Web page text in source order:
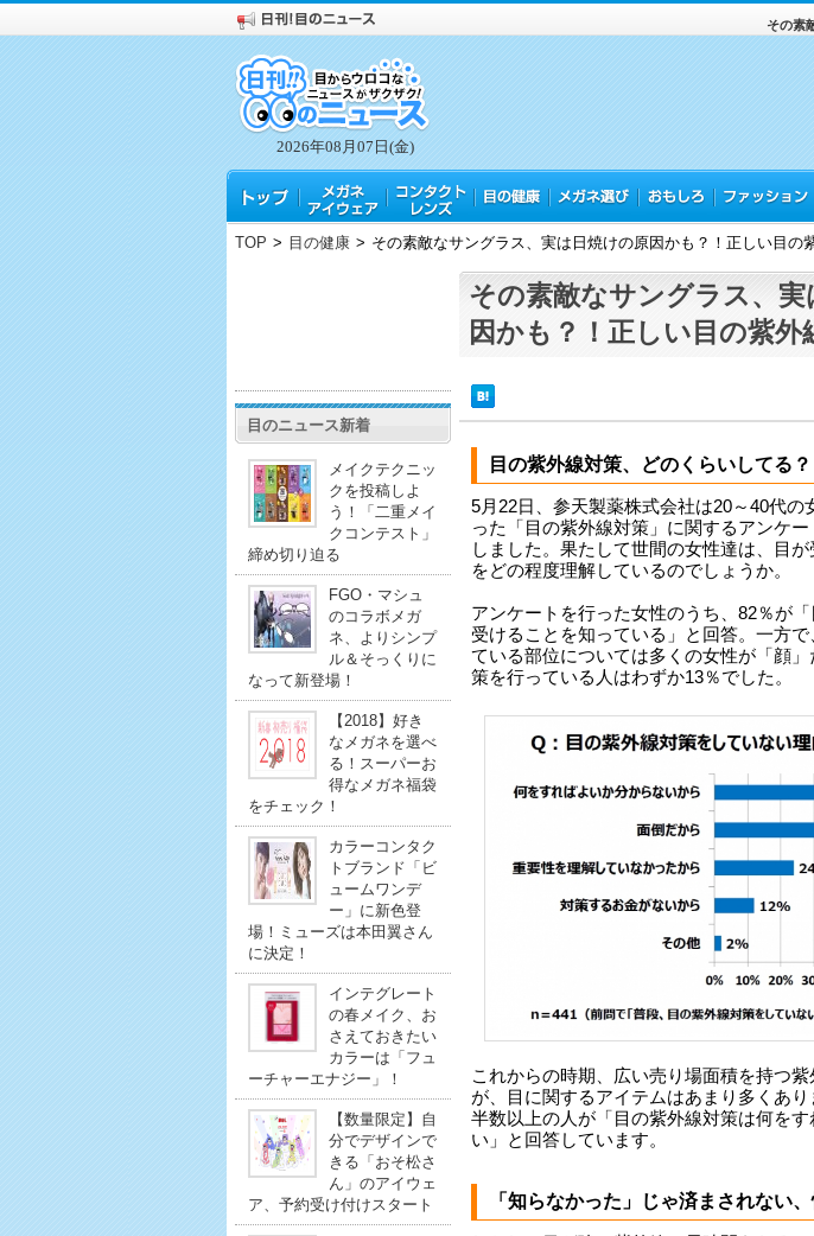
2026年08月07日(金)
その素
TOP > 目の健康 > その素敵なサングラス、実は日焼けの原因かも？！正しい目の
目のニュース新着
メイクテクニッ
クを投稿しよ
う！「二重メイ
クコンテスト」
締め切り迫る
FGO・マシュ
のコラボメガ
ネ、よりシンプ
ル＆そっくりに
なって新登場！
【2018】好き
なメガネを選べ
る！スーパーお
得なメガネ福袋
をチェック！
カラーコンタク
トブランド「ビ
ュームワンデ
ー」に新色登
場！ミューズは本田翼さん
に決定！
インテグレート
の春メイク、お
さえておきたい
カラーは「フュ
ーチャーエナジー」！
【数量限定】自
分でデザインで
きる「おそ松さ
ん」のアイウェ
ア、予約受け付けスタート
その素敵なサングラス、
因かも？！正しい目の紫外
目の紫外線対策、どのくらいしてる？
5月22日、参天製薬株式会社は20～40代の
った「目の紫外線対策」に関するアンケ
しました。果たして世間の女性達は、目
をどの程度理解しているのでしょうか。
アンケートを行った女性のうち、82％が
受けることを知っている」と回答。一方
ている部位については多くの女性が「顔
策を行っている人はわずか13％でした。
これからの時期、広い売り場面積を持つ
が、目に関するアイテムはあまり多くあり
半数以上の人が「目の紫外線対策は何を
い」と回答しています。
「知らなかった」じゃ済まされない